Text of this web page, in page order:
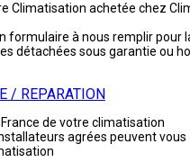
Climatisation achetée chez
formulaire à nous remplir pour
détachées sous garantie ou
/ REPARATION
de votre climatisation
agrées peuvent vous